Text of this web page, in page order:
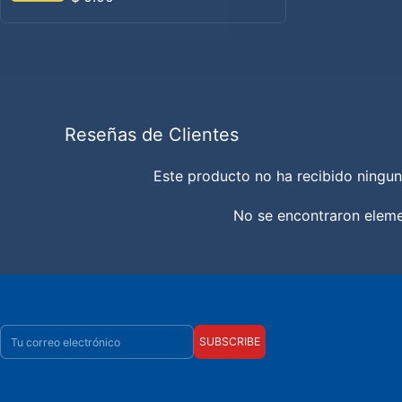
Reseñas de Clientes
Este producto no ha recibido
No se encontraron
Correo electrónico
SUBSCRIBE